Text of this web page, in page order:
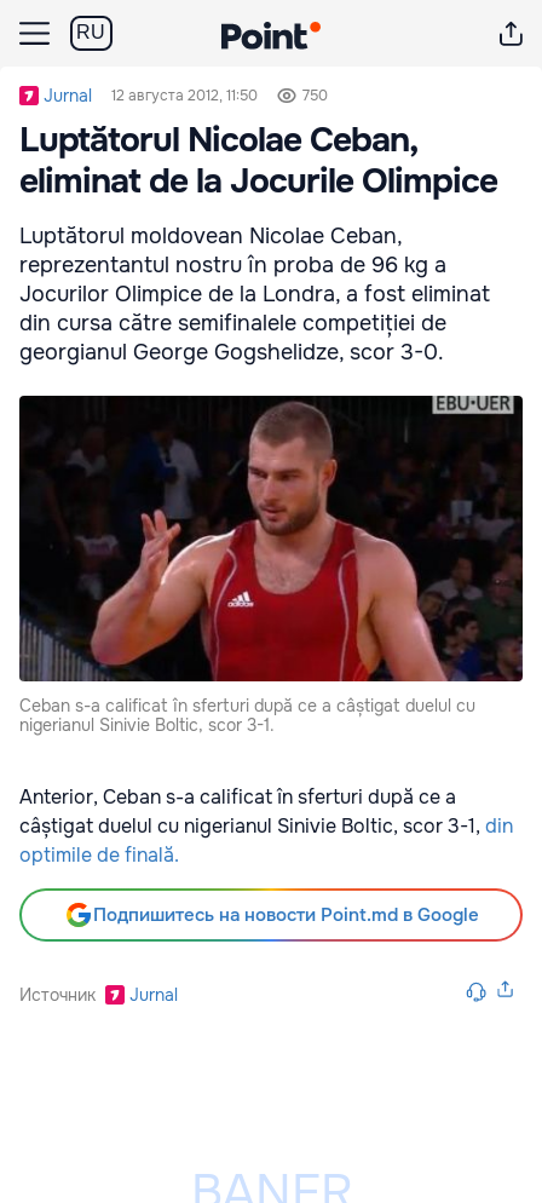
RU
Jurnal 12 августа 2012, 11:50 750
Luptătorul Nicolae Ceban,
eliminat de la Jocurile Olimpice
Luptătorul moldovean Nicolae Ceban,
reprezentantul nostru în proba de 96 kg a
Jocurilor Olimpice de la Londra, a fost eliminat
din cursa către semifinalele competiției de
georgianul George Gogshelidze, scor 3-0.
Ceban s-a calificat în sferturi după ce a câștigat duelul cu
nigerianul Sinivie Boltic, scor 3-1.
Anterior, Ceban s-a calificat în sferturi după ce a
câștigat duelul cu nigerianul Sinivie Boltic, scor 3-1, din
optimile de finală.
Подпишитесь на новости Point.md в Google
Источник Jurnal